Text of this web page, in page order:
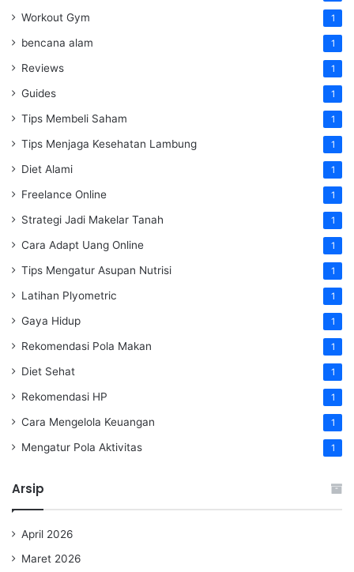
Workout Gym 1
bencana alam 1
Reviews 1
Guides 1
Tips Membeli Saham 1
Tips Menjaga Kesehatan Lambung 1
Diet Alami 1
Freelance Online 1
Strategi Jadi Makelar Tanah 1
Cara Adapt Uang Online 1
Tips Mengatur Asupan Nutrisi 1
Latihan Plyometric 1
Gaya Hidup 1
Rekomendasi Pola Makan 1
Diet Sehat 1
Rekomendasi HP 1
Cara Mengelola Keuangan 1
Mengatur Pola Aktivitas 1
Arsip
April 2026
Maret 2026